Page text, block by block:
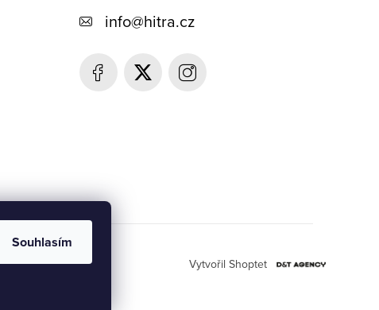
Souhlasím
info@hitra.cz
Vytvořil Shoptet